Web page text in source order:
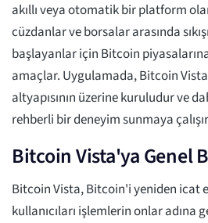
akıllı veya otomatik bir platform
cüzdanlar ve borsalar arasında
başlayanlar için Bitcoin
amaçlar. Uygulamada, Bitcoin
altyapısının üzerine kuruludur ve
rehberli bir deneyim sunmaya
Bitcoin Vista'ya Genel
Bitcoin Vista, Bitcoin'i yeniden icat
kullanıcıları işlemlerin onlar